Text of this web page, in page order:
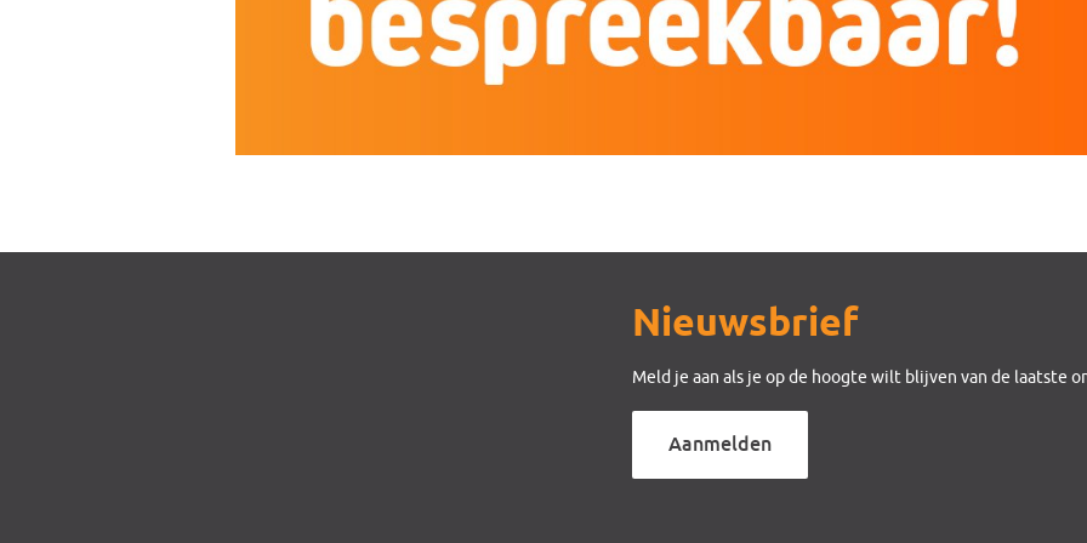
Nieuwsbrief
Meld je aan als je op de hoogte wilt blijven van de laatste
Aanmelden